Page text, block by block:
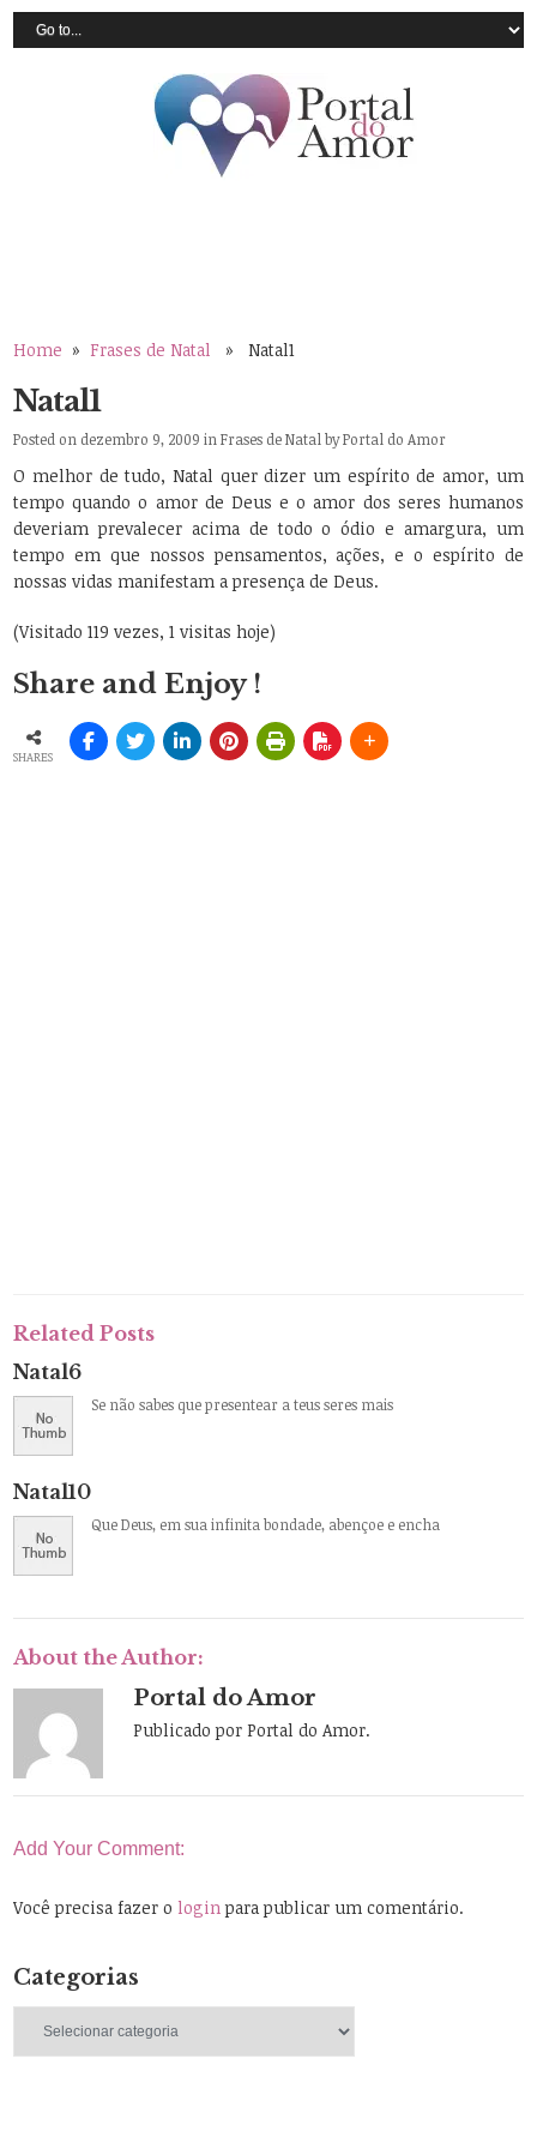
Home » Frases de Natal » Natal1
Natal1
Posted on dezembro 9, 2009 inFrases de Natal byPortal do Amor
O melhor de tudo, Natal quer dizer um espírito de amor, um
tempo quando o amor de Deus e o amor dos seres humanos
deveriam prevalecer acima de todo o ódio e amargura, um
tempo em que nossos pensamentos, ações, e o espírito de
nossas vidas manifestam a presença de Deus.
(Visitado 119 vezes, 1 visitas hoje)
Share and Enjoy !
SHARES
Related Posts
Natal6
Se não sabes que presentear a teus seres mais
Natal10
Que Deus, em sua infinita bondade, abençoe e encha
About the Author:
Portal do Amor
Publicado por Portal do Amor.
Add Your Comment:
Você precisa fazer ologin para publicar um comentário.
Categorias